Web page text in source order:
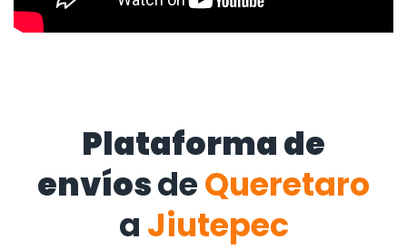
Plataforma de
envíosdeQueretaro
a Jiutepec